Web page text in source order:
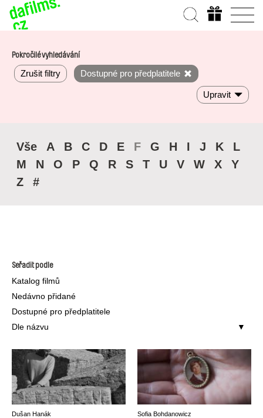
Pokročilé vyhledávání
Zrušit filtry Dostupné pro předplatitele
Upravit
Vše A B C D E F G H I J K
L
M
N O P Q R S T U V W X
Y
Z
#
Seřadit podle
Katalog filmů
Nedávno přidané
Dostupné pro předplatitele
Dle názvu
Dušan Hanák Sofia Bohdanowicz